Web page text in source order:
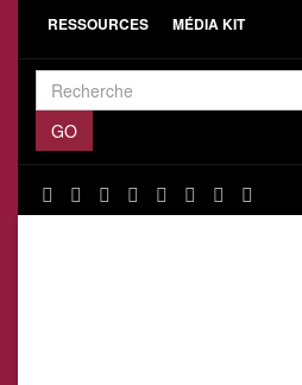
RESSOURCES MÉDIA KIT